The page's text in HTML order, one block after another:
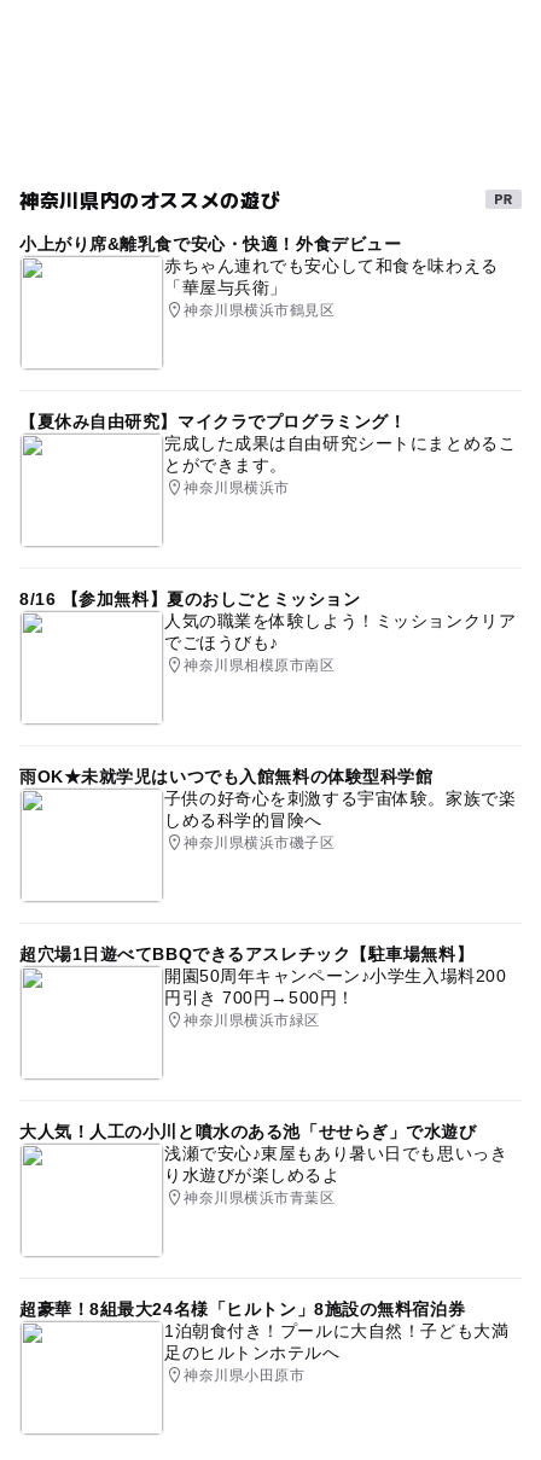
GW(ゴールデンウィーク)2015
ミュージアム 涼しい 駅から近い
午後から遊べる 模型 冬休み2025-2026
変身体験 雨でも遊べる
市営地下鉄ブルーライン
ゴールデンウィーク2016 学習施設 授乳室あり
天体観測・星空観察
科学館・博物館 シルバーウィーク2026 三連休
GW(ゴールデンウィーク)2027 冬のお出かけ
神奈川県内のオススメの遊び
小上がり席&離乳食で安心・快適！外食デビュー
赤ちゃん連れでも安心して和食を味わえる
「華屋与兵衛」
神奈川県横浜市鶴見区
【夏休み自由研究】マイクラでプログラミング！
完成した成果は自由研究シートにまとめるこ
とができます。
神奈川県横浜市
8/16 【参加無料】夏のおしごとミッション
人気の職業を体験しよう！ミッションクリア
でごほうびも♪
神奈川県相模原市南区
雨OK★未就学児はいつでも入館無料の体験型科学館
子供の好奇心を刺激する宇宙体験。家族で楽
しめる科学的冒険へ
神奈川県横浜市磯子区
超穴場1日遊べてBBQできるアスレチック【駐車場無料】
開園50周年キャンペーン♪小学生入場料200
円引き 700円→500円！
神奈川県横浜市緑区
大人気！人工の小川と噴水のある池「せせらぎ」で水遊び
浅瀬で安心♪東屋もあり暑い日でも思いっき
り水遊びが楽しめるよ
神奈川県横浜市青葉区
超豪華！8組最大24名様「ヒルトン」8施設の無料宿泊券
1泊朝食付き！プールに大自然！子ども大満
足のヒルトンホテルへ
神奈川県小田原市